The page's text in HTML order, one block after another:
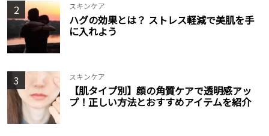
2 スキンケア
ハグの効果とは？ ストレス軽減で美肌を手
に入れよう
3 スキンケア
【肌タイプ別】顔の角質ケアで透明感アッ
プ！正しい方法とおすすめアイテムを紹介